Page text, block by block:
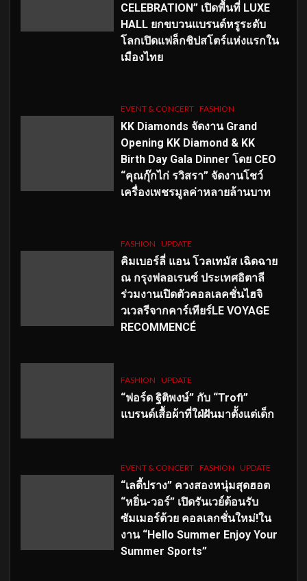
CELEBRATION” เปิดพื้นที่ LUXE
HALL ยกขบวนแบรนด์หรูระดับ
โลกเปิดแฟล็กชิปสโตร์แห่งแรกใน
เมืองไทย
EVENT & CONCERT FASHION
KK Diamonds จัดงาน Grand
Opening KK Diamond & KK
Birth Day Gala Dinner โดย CEO
“คุณกุ๊กไก่ รวิสรา” จัดงานโชว์
เครื่องเพชรมูลค่าหลายล้านบาท
FASHION UPDATE
คิมเบอร์ลี่ แอน โวลเทมัส เฉิดฉาย
ณ กรุงฟลอเรนซ์ ประเทศอิตาลี
ร่วมงานเปิดตัวคอลเลคชั่นไฮจิ
วเวลรีจากคาร์เทียร์LE VOYAGE
RECOMMENCÉ
FASHION UPDATE
“ฟอร์ด ฐิติพงษ์” กับ “Trofi”
แบรนด์เสื้อผ้าที่ใฝ่ฝันมาตั้งแต่เด็ก
EVENT & CONCERT FASHION UPDATE
“เลดี้ปราง” ควงสองหนุ่มสุดฮอต
“หยิ่น-วอร์” เปิดรันเวย์ต้อนรับ
ซัมเมอร์ด้วย คอลเลกชั่นใหม่!ใน
งาน “Hello Summer Enjoy Your
Summer Sports”